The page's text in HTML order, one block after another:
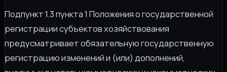
Подпункт 1.3 пункта 1 Положения о государственной
регистрации субъектов хозяйствования
предусматривает обязательную государственную
регистрацию изменений и (или) дополнений,